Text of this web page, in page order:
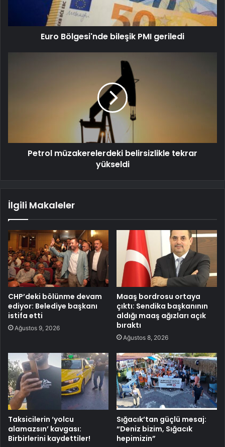
Euro Bölgesi'nde bileşik PMI geriledi
Petrol müzakerelerdeki belirsizlikle tekrar
yükseldi
İlgili Makaleler
CHP’deki bölünme devam
ediyor: Belediye başkanı
istifa etti
Ağustos 9, 2026
Maaş bordrosu ortaya
çıktı: Sendika başkanının
aldığı maaş ağızları açık
bıraktı
Ağustos 8, 2026
Taksicilerin ‘yolcu
alamazsın’ kavgası:
Birbirlerini kaydettiler!
Sığacık’tan güçlü mesaj:
“Deniz bizim, Sığacık
hepimizin”